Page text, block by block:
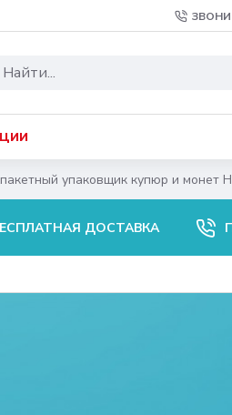
упаковщик купюр и монет
ДОСТАВКА